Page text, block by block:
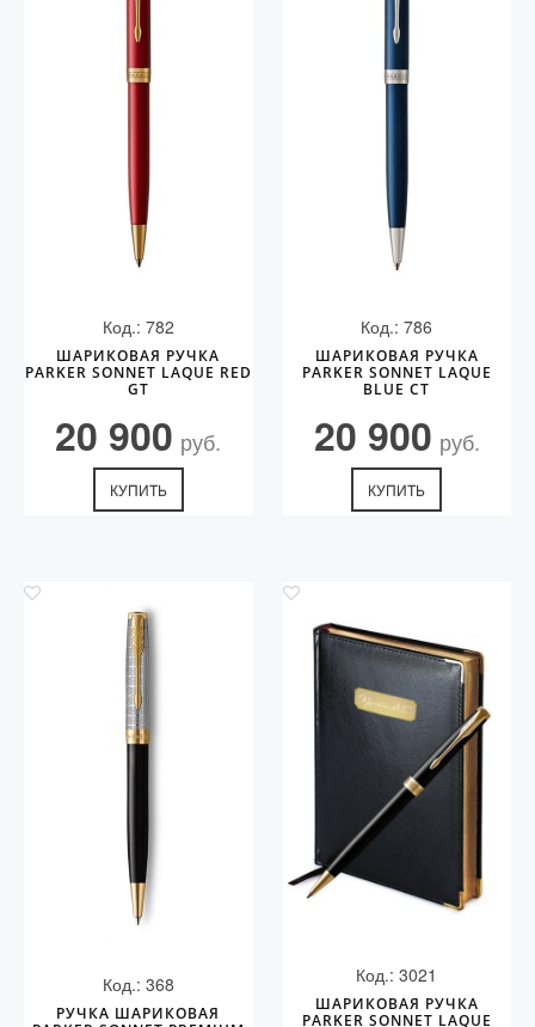
Код.: 782
ШАРИКОВАЯ РУЧКА
PARKER SONNET LAQUE RED
GT
20 900 руб.
КУПИТЬ
Код.: 786
ШАРИКОВАЯ РУЧКА
PARKER SONNET LAQUE
BLUE CT
20 900 руб.
КУПИТЬ
Код.: 368
РУЧКА ШАРИКОВАЯ
Код.: 3021
ШАРИКОВАЯ РУЧКА
PARKER SONNET LAQUE